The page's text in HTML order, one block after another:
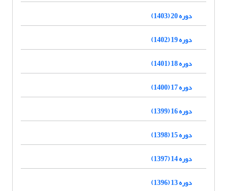
دوره 20 (1403)
دوره 19 (1402)
دوره 18 (1401)
دوره 17 (1400)
دوره 16 (1399)
دوره 15 (1398)
دوره 14 (1397)
دوره 13 (1396)